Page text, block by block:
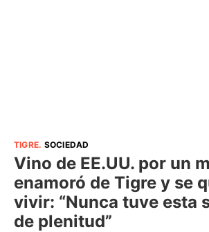
TIGRE. SOCIEDAD
Vino de EE.UU. por un
enamoró de Tigre y se
vivir: “Nunca tuve esta
de plenitud”